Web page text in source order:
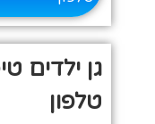
גן ילדים
טלפון